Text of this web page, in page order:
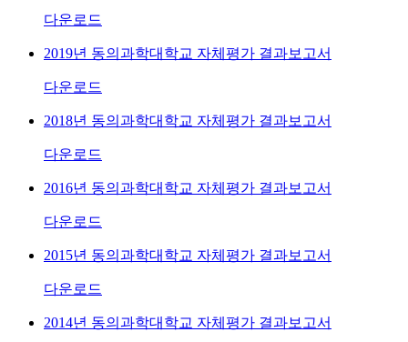
다운로드
2019년 동의과학대학교 자체평가 결과보고서
다운로드
2018년 동의과학대학교 자체평가 결과보고서
다운로드
2016년 동의과학대학교 자체평가 결과보고서
다운로드
2015년 동의과학대학교 자체평가 결과보고서
다운로드
2014년 동의과학대학교 자체평가 결과보고서